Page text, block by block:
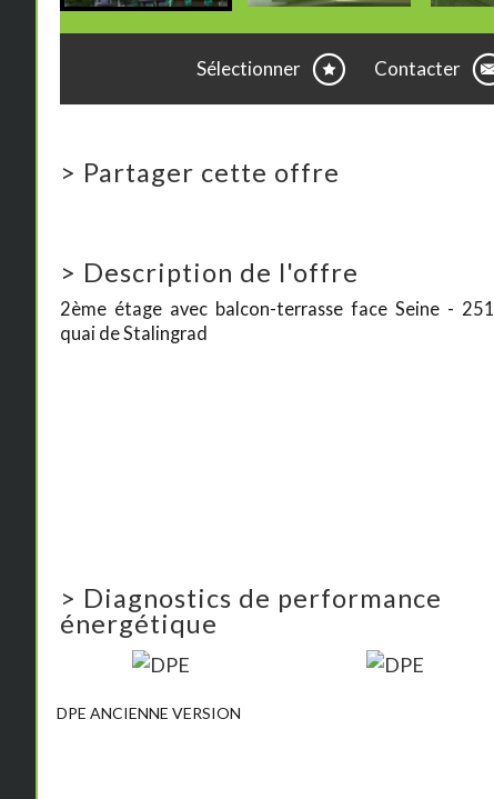
Sélectionner Contacter
> Partager cette offre
> Description de l'offre
2ème étage avec balcon-terrasse face Seine - 251
quai de Stalingrad
> Diagnostics de performance
énergétique
DPE ANCIENNE VERSION